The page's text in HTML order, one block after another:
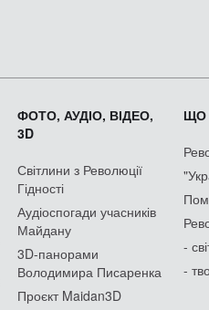
ФОТО, АУДІО, ВІДЕО,
3D
Світлини з Революції
Гідності
Аудіоспогади учасників
Майдану
3D-панорами
Володимира Писаренка
Проєкт Maidan3D
ЩО
-
-